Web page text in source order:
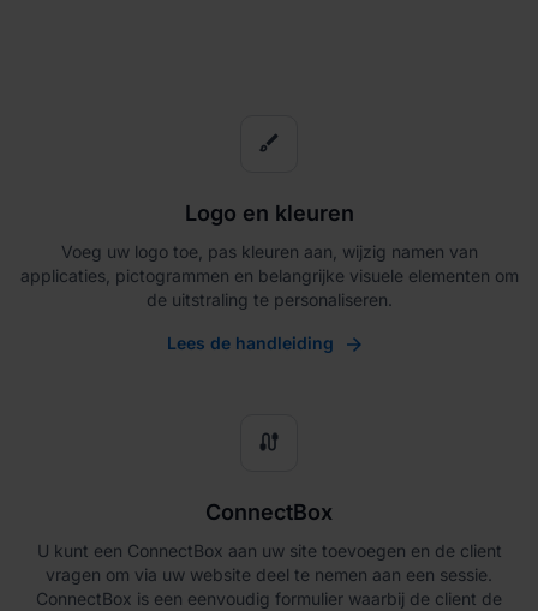
brush
Logo en kleuren
Voeg uw logo toe, pas kleuren aan, wijzig namen van
applicaties, pictogrammen en belangrijke visuele elementen om
de uitstraling te personaliseren.
Lees de handleiding
cable
ConnectBox
U kunt een ConnectBox aan uw site toevoegen en de client
vragen om via uw website deel te nemen aan een sessie.
ConnectBox is een eenvoudig formulier waarbij de client de